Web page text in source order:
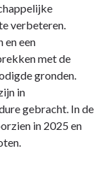
verbeteren.
en een
met de
gronden.
in
gebracht. In de
in 2025 en